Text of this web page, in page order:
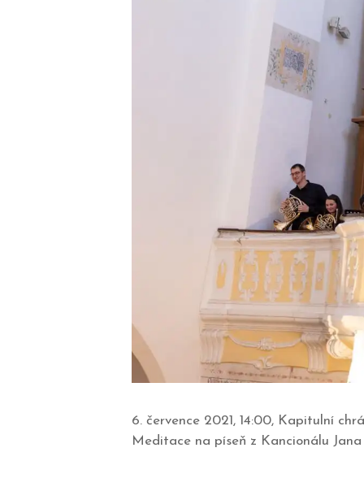
6. července 2021, 14:00, Kapitulní
Meditace na píseň z Kancionálu